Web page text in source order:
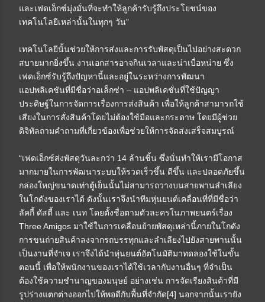
และเฟดเอ็กซ์มุ่งมั่นที่จะทำให้ลูกค้ารับรู้ถึงประโยชน์ของ
เทคโนโลยีเหล่านั้นในทุกๆ วัน”
เทคโนโลยีนั้นช่วยให้การส่งและการรับพัสดุเป็นไปอย่างสะดวก
สบายมากยิ่งขึ้น งานเอกสารอาจกินเวลาและน่าเบื่อหน่าย ซึ่ง
เฟดเอ็กซ์รับรู้ถึงปัญหานี้และอยู่ในระหว่างการพัฒนา
แอปพลิเคชันที่มีชื่อว่าอเล็กซ่า – แอปพลิเคชั่นที่ใช้ปัญญา
ประดิษฐ์ในการจัดการเรื่องการส่งสินค้า เพื่อให้ลูกค้าสามารถใช้
เสียงในการสั่งสินค้าโดยไม่ต้องใช้มือและกระดาษ โดยมีผู้ช่วย
ดิจิทัลถามคำถามที่เกี่ยวข้องเพื่อช่วยให้การจัดส่งเสร็จสมบูรณ์
“เฟดเอ็กซ์ส่งพัสดุวันละกว่า 14 ล้านชิ้น ซึ่งนั่นทำให้เรามีโอกาส
มากมายในการพัฒนาระบบให้รวดเร็วขึ้น ดีขึ้น และปลอดภัยขึ้น
กล่องใหญ่ขนาดเท่าตู้เย็นนั้นไม่สามารถวางบนสายพานลำเลียง
ในโกดังของเราได้ ดังนั้นเราจึงนำทีมหุ่นยนต์เคลื่อนที่ที่มีชื่อว่า
ลัคกี้ ดัสตี้ และ เนท โดยตั้งชื่อตามตัวละครในภาพยนตร์เรื่อง
Three Amigos มาใช้ในการเคลื่อนย้ายพัสดุเหล่านี้ภายในโกดัง
การขนถ่ายสินค้าลงจากรถบรรทุกและลำเลียงไปยังสายพานนั้น
เป็นงานที่จำเจ เราจึงได้นำหุ่นยนต์อัตโนมัติมาทดลองใช้ในขั้น
ตอนนี้ เพื่อให้พนักงานของเราได้ใช้เวลากับงานอื่นๆ ที่จำเป็น
ต้องใช้ความชำนาญของมนุษย์ อย่างเช่น การจัดเรียงสินค้าที่มี
รูปร่างแตกต่างออกไปให้พอดีกับพื้นที่จำกัด[4] นอกจากนั้นเรายัง